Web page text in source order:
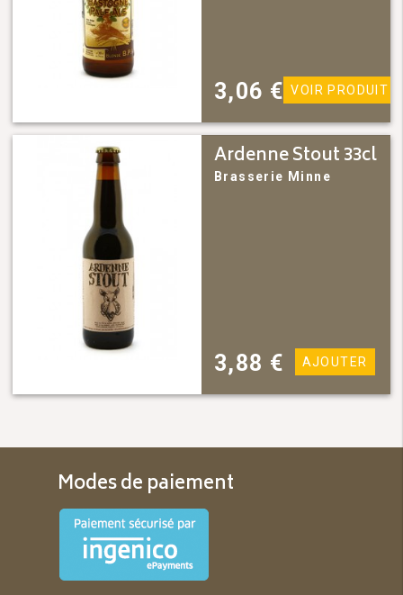
3,06 € VOIR PRODUIT
Ardenne Stout 33cl
Brasserie Minne
3,88 € AJOUTER
Modes de paiement